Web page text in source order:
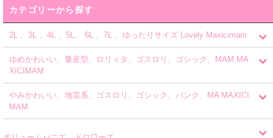
カテゴリーから探す
2L 、3L 、4L 、5L、 6L 、7L 、ゆったりサイズ Lovely Maxicimam
ゆめかわいい、量産型、ロリィタ、ゴスロリ、ゴシック、MAM MA
XICIMAM
やみかわいい、地雷系、ゴスロリ、ゴシック、パンク、MA MAXICI
MAM